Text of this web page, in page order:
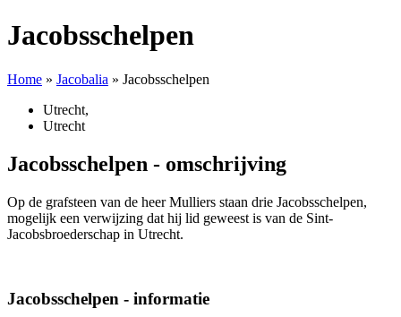
Jacobsschelpen
Home » Jacobalia » Jacobsschelpen
Utrecht,
Utrecht
Jacobsschelpen - omschrijving
Op de grafsteen van de heer Mulliers staan drie Jacobsschelpen,
mogelijk een verwijzing dat hij lid geweest is van de Sint-
Jacobsbroederschap in Utrecht.
Jacobsschelpen - informatie